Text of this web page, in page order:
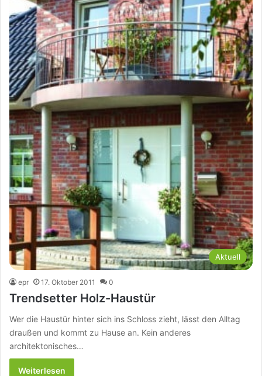
Aktuell
epr 17. Oktober 2011 0
Trendsetter Holz-Haustür
Wer die Haustür hinter sich ins Schloss zieht, lässt den Alltag
draußen und kommt zu Hause an. Kein anderes
architektonisches…
Weiterlesen